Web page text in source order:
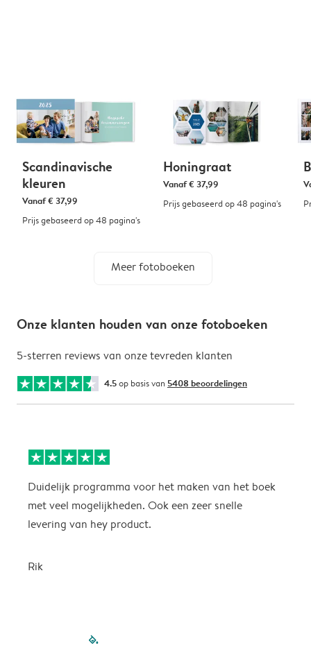
Scandinavische
kleuren
Vanaf€ 37,99
Prijs gebaseerd op 48 pagina's
Honingraat
Vanaf€ 37,99
Prijs gebaseerd op 48 pagina's
Meer fotoboeken
Onze klanten houden van onze fotoboeken
5-sterren reviews van onze tevreden klanten
4.5op basis van 5408 beoordelingen
Duidelijk programma voor het maken van het boek
met veel mogelijkheden. Ook een zeer snelle
levering van hey product.
Rik
filled-pagination